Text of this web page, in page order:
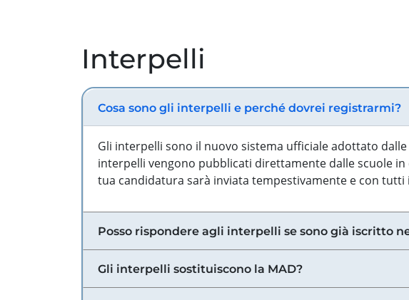
Interpelli
Cosa sono gli interpelli e perché dovrei registrarmi?
Gli interpelli sono il nuovo sistema ufficiale adottato
interpelli vengono pubblicati direttamente dalle scuole
tua candidatura sarà inviata tempestivamente e con
Posso rispondere agli interpelli se sono già iscritto
Gli interpelli sostituiscono la MAD?